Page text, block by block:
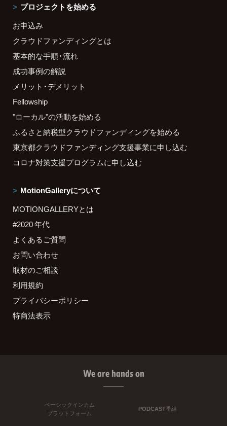
プロジェクトを始める
お申込み
クラウドファンディングとは
基本的な手順・流れ
成功事例の解説
メリット・デメリット
Fellowship
"ローカル"の活動を始める
ふるさと納税型クラウドファンディングを始める
東京都クラウドファンディング支援事業に申し込む
コロナ対策支援プログラムに申し込む
MotionGalleryについて
MOTIONGALLERYとは
#2020 年代
よくあるご質問
お問い合わせ
取材のご相談
利用規約
プライバシーポリシー
特商法表示
We are hands on
ベーシックインカム
プラットフォーム
PODCAST番組